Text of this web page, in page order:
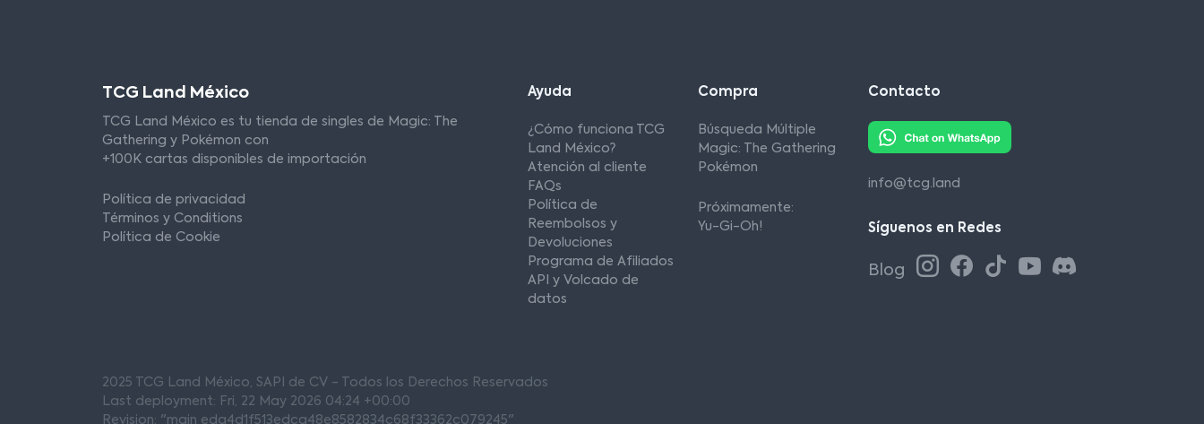
TCG Land México
TCG Land México es tu tienda de singles de Magic: The
Gathering y Pokémon con
+100K cartas disponibles de importación
Política de privacidad
Términos y Conditions
Política de Cookie
Ayuda
¿Cómo funciona TCG
Land México?
Atención al cliente
FAQs
Política de
Reembolsos y
Devoluciones
Programa de Afiliados
API y Volcado de
datos
Compra
Búsqueda Múltiple
Magic: The Gathering
Pokémon
Próximamente:
Yu-Gi-Oh!
Contacto
info@tcg.land
Síguenos en Redes
Blog
2025 TCG Land México, SAPI de CV - Todos los Derechos Reservados
Last deployment: Fri, 22 May 2026 04:24 +00:00
Revision: "main eda4d1f513edca48e8582834c68f33362c079245"